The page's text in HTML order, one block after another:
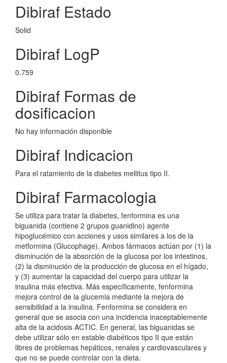
Dibiraf Estado
Solid
Dibiraf LogP
0.759
Dibiraf Formas de
dosificacion
No hay información disponible
Dibiraf Indicacion
Para el ratamiento de la diabetes mellitus tipo II.
Dibiraf Farmacologia
Se utiliza para tratar la diabetes, fenformina es una
biguanida (contiene 2 grupos guanidino) agente
hipoglucémico con acciones y usos similares a los de la
metformina (Glucophage). Ambos fármacos actúan por (1) la
disminución de la absorción de la glucosa por los intestinos,
(2) la disminución de la producción de glucosa en el hígado,
y (3) aumentar la capacidad del cuerpo para utilizar la
insulina más efectiva. Más específicamente, fenformina
mejora control de la glucemia mediante la mejora de
sensibilidad a la insulina. Fenformina se considera en
general que se asocia con una incidencia inaceptablemente
alta de la acidosis ACTIC. En general, las biguanidas se
debe utilizar sólo en estable diabéticos tipo II que están
libres de problemas hepáticos, renales y cardiovasculares y
que no se puede controlar con la dieta.